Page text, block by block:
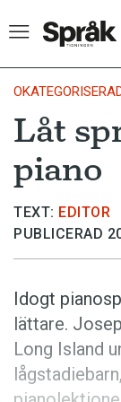
Hem
Artiklar
Krönikor
Språkfrågor
Kviss
Podden
Låt
piano
TEXT: EDITOR
PUBLICERAD
Idogt
lättare.
Long Island